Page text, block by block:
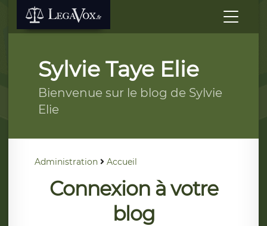
Sylvie Taye Elie
Bienvenue sur le blog de Sylvie
Elie
Administration Accueil
Connexion à votre
blog